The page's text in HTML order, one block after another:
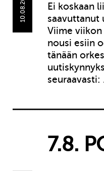
Ei koskaan
saavuttanut
Viime
nousi esiin
tänään
seuraavasti:
7.8.